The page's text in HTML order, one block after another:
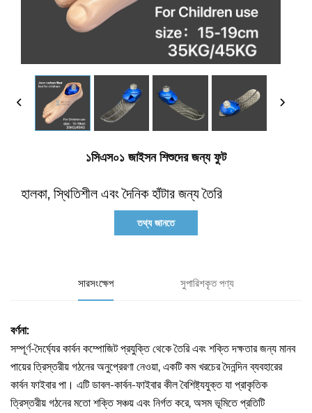
১সিএস০১ জাইসন শিশুদের জন্য ফুট
হালকা, স্থিতিশীল এবং দৈনিক হাঁটার জন্য তৈরি
তথ্য জানতে
সারসংক্ষেপ সুপারিশকৃত পণ্য
বর্ণনা:
সম্পূর্ণ-দৈর্ঘ্যের কার্বন কম্পোজিট প্রযুক্তি থেকে তৈরি এবং শক্তি দক্ষতার জন্য মানব
পায়ের ত্রিস্তরীয় গঠনের অনুপ্রেরণা নেওয়া, একটি কম খরচের দৈনন্দিন ব্যবহারের
কার্বন ফাইবার পা। এটি ডাবল-কার্বন-ফাইবার কীল বৈশিষ্ট্যযুক্ত যা প্রাকৃতিক
ত্রিস্তরীয় গঠনের মতো শক্তি সঞ্চয় এবং নির্গত করে, অসম ভূমিতে প্রতিটি